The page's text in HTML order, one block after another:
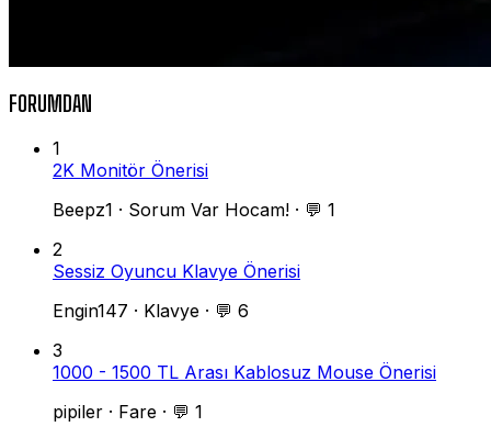
FORUMDAN
1
2K Monitör Önerisi
Beepz1 · Sorum Var Hocam! · 💬 1
2
Sessiz Oyuncu Klavye Önerisi
Engin147 · Klavye · 💬 6
3
1000 - 1500 TL Arası Kablosuz Mouse Önerisi
pipiler · Fare · 💬 1